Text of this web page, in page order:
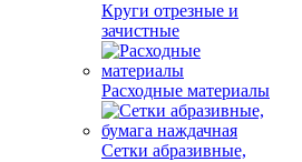
Круги отрезные и
зачистные
Расходные материалы
Сетки абразивные,